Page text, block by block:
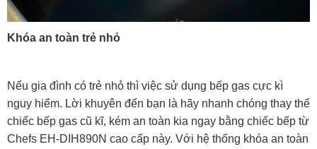
Khóa an toàn trẻ nhỏ
Nếu gia đình có trẻ nhỏ thì việc sử dụng bếp gas cực kì
nguy hiểm. Lời khuyên đến bạn là hãy nhanh chóng thay thế
chiếc bếp gas cũ kĩ, kém an toàn kia ngay bằng chiếc bếp từ
Chefs EH-DIH890N cao cấp này. Với hệ thống khóa an toàn